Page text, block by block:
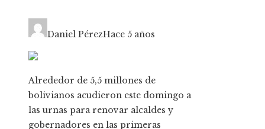
Daniel PérezHace 5 años
Alrededor de 5,5 millones de
bolivianos acudieron este domingo a
las urnas para renovar alcaldes y
gobernadores en las primeras